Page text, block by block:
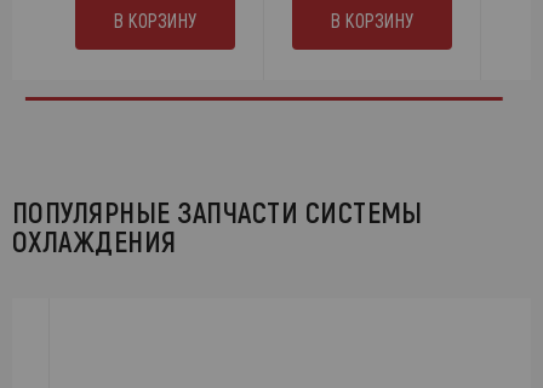
В КОРЗИНУ В КОРЗИНУ
ПОПУЛЯРНЫЕ ЗАПЧАСТИ СИСТЕМЫ
ОХЛАЖДЕНИЯ